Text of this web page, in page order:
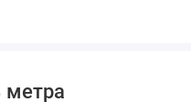
тканей для одежды и
метра